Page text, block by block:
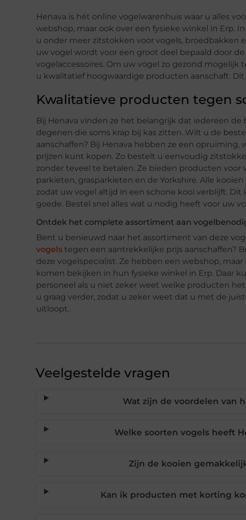
Henava is hét online vogelwarenhuis waar u alles
webshop, maar ook over een fysieke winkel in Erp.
u onder meer zitstokken voor vogels, broedbakken
uw vogel wordt voor een groot deel bepaald door
vogelaccessoires. Om uw vogel zo gezond
u kwalitatief hoogwaardige producten aanschaft. Dit
Kwalitatieve producten tegen
Bij Henava vinden ze het belangrijk dat iedereen
degenen die soms krap bij kas zitten. Wilt u de
aanschaffen? Bij Henava hebben ze een opruiming,
prijzen kunt kopen. Zo bestelt u eenvoudig
zonder teveel te betalen. Ze bieden producten voor
parkieten, grasparkieten en de Yorkshire. Alle
zodat uw vogel altijd in een schone kooi verblijft.
goede. Bestel snel alles wat u nodig heeft voor uw
Ontdek het complete assortiment aan
Bent u benieuwd naar het assortiment van deze
vogels tegen een aantrekkelijke prijs aanschaffen?
deze vogelspecialist. Ze hebben een webshop,
komen bekijken in hun fysieke winkel in Erp. Daar
personeel als u niet zeker weet welke producten
u graag verder, zodat u zeker weet dat u met de
uitloopt.
Veelgestelde vragen
Wat zijn de voordelen van
Welke soorten vogels heeft
Zijn de kooien
Kan ik producten met korting